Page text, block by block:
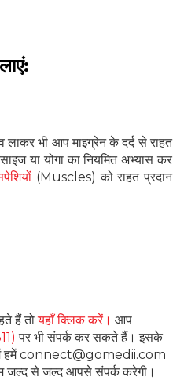
भी आप माइग्रेन के दर्द से राहत
या योगा का नियमित अभ्यास कर
(Muscles) को राहत प्रदान
हैं तोयहाँ क्लिक करें। आप
पर भी संपर्क कर सकते हैं। इसके
में हमें connect@gomedii.com
जल्द से जल्द आपसे संपर्क करेगी।